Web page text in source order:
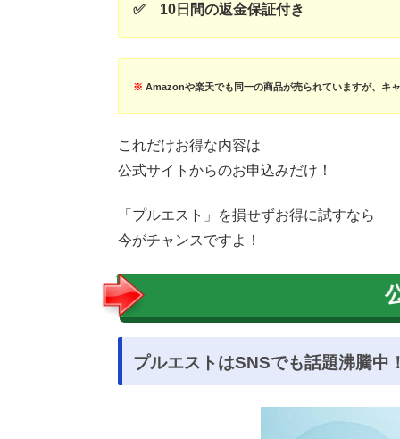
✅ 10日間の返金保証付き
※ Amazonや楽天でも同一の商品が売られていますが、キ
これだけお得な内容は
公式サイトからのお申込みだけ！
「プルエスト」を損せずお得に試すなら
今がチャンスですよ！
プルエストはSNSでも話題沸騰中